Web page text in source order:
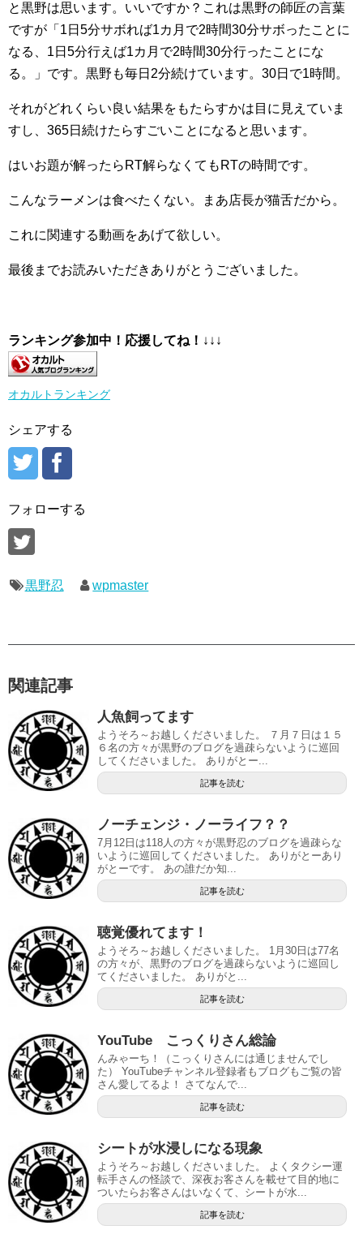
と黒野は思います。いいですか？これは黒野の師匠の言葉
ですが「1日5分サボれば1カ月で2時間30分サボったことに
なる、1日5分行えば1カ月で2時間30分行ったことにな
る。」です。黒野も毎日2分続けています。30日で1時間。
それがどれくらい良い結果をもたらすかは目に見えていま
すし、365日続けたらすごいことになると思います。
はいお題が解ったらRT解らなくてもRTの時間です。
こんなラーメンは食べたくない。まあ店長が猫舌だから。
これに関連する動画をあげて欲しい。
最後までお読みいただきありがとうございました。
ランキング参加中！応援してね！ ↓↓↓
オカルトランキング
シェアする
フォローする
黒野忍 wpmaster
関連記事
人魚飼ってます
ようそろ～お越しくださいました。 ７月７日は１５
６名の方々が黒野のブログを過疎らないように巡回
してくださいました。 ありがとー...
記事を読む
ノーチェンジ・ノーライフ？？
7月12日は118人の方々が黒野忍のブログを過疎らな
いように巡回してくださいました。 ありがとーあり
がとーです。 あの誰だか知...
記事を読む
聴覚優れてます！
ようそろ～お越しくださいました。 1月30日は77名
の方々が、黒野のブログを過疎らないように巡回し
てくださいました。 ありがと...
記事を読む
YouTube こっくりさん総論
んみゃーち！（こっくりさんには通じませんでし
た） YouTubeチャンネル登録者もブログもご覧の皆
さん愛してるよ！ さてなんで...
記事を読む
シートが水浸しになる現象
ようそろ～お越しくださいました。 よくタクシー運
転手さんの怪談で、深夜お客さんを載せて目的地に
ついたらお客さんはいなくて、シートが水...
記事を読む